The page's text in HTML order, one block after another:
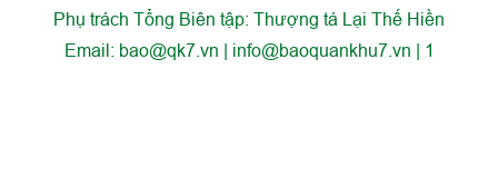
Phụ trách Tổng Biên tập: Thượng tá Lại Thế Hiền
Email: bao@qk7.vn | info@baoquankhu7.vn | 1